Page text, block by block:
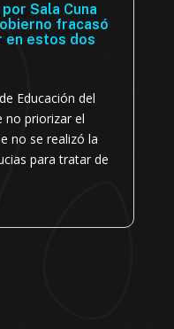
Sala Cuna
fracasó
en estos dos
Educación del
no priorizar el
no se realizó la
para tratar de